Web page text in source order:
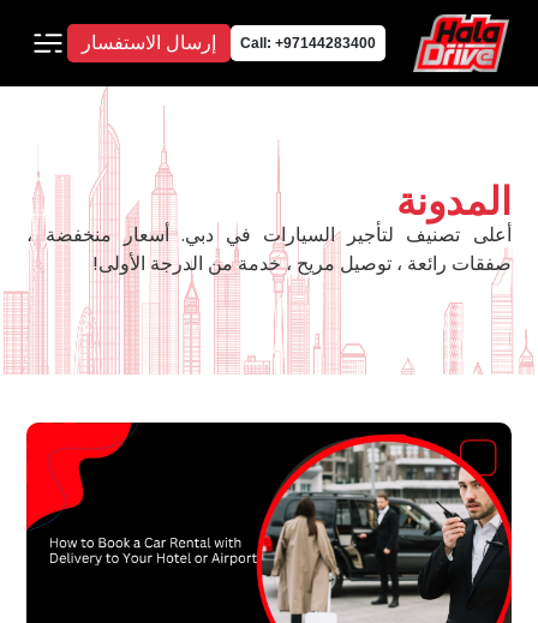
Call: +97144283400 إرسال الاستفسار
المدونة
أعلى تصنيف لتأجير السيارات في دبي. أسعار منخفضة ،
صفقات رائعة ، توصيل مريح ، خدمة من الدرجة الأولى!